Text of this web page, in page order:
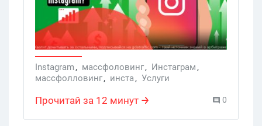
призывом к действию, и чем больше
людей смогут их увидеть, тем лучше.
Instagram, массфоловинг, Инстаграм,
массфолловинг, инста, Услуги
Прочитай за 12 минут 0